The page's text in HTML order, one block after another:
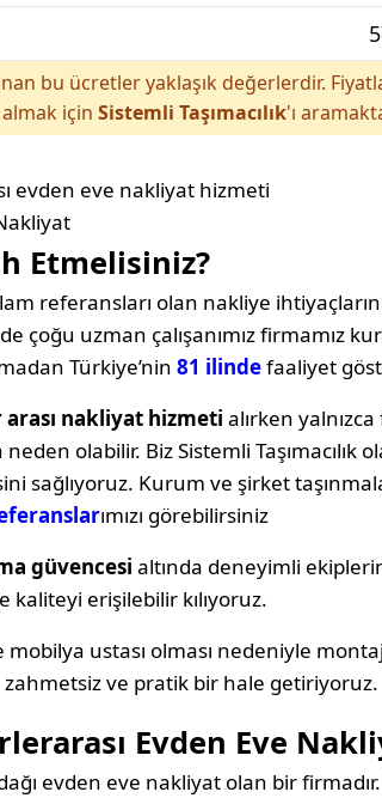
bu ücretler yaklaşık değerlerdir.
için Sistemli Taşımacılık'ı
Etmelisiniz?
referansları olan nakliye
çoğu uzman çalışanımız firmamız
Türkiye’nin 81 ilindefaaliyet
arası nakliyat hizmeti alırken
olabilir. Biz Sistemli
sağlıyoruz. Kurum ve şirket
ımızı görebilirsiniz
güvencesi altında deneyimli
kaliteyi erişilebilir kılıyoruz.
mobilya ustası olması nedeniyle
zahmetsiz ve pratik bir hale getiriyoruz.
Evden Eve
evden eve nakliyat olan bir